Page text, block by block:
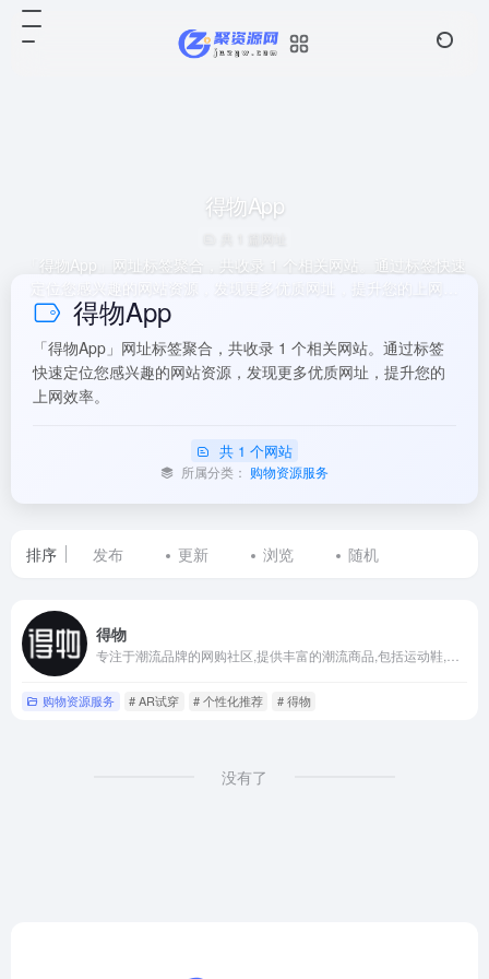
得物App
「得物App」网址标签聚合，共收录 1 个相关网站。通过标签快速
定位您感兴趣的网站资源，发现更多优质网址，提升您的上网效
得物App
「得物App」网址标签聚合，共收录 1 个相关网站。通过标签
快速定位您感兴趣的网站资源，发现更多优质网址，提升您的
上网效率。
共 1 个网站
所属分类： 购物资源服务
排序 发布 更新 浏览 随机
标
签
为
得物
购物资源服务 # AR试穿 # 个性化推荐 # 得物
没有了